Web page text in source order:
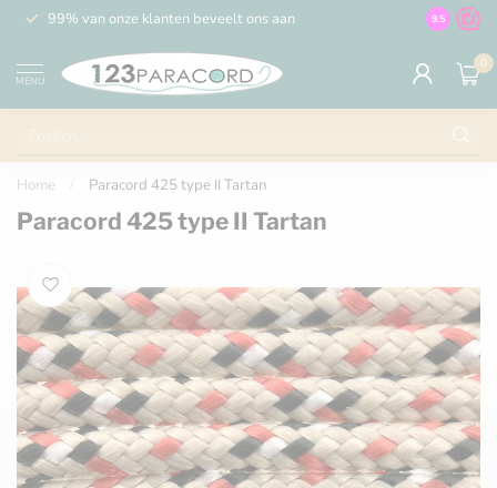
99% van onze klanten beveelt ons aan 100% de
9.5
MENU
0
Home Paracord 425 type II Tartan
Paracord 425 type II Tartan